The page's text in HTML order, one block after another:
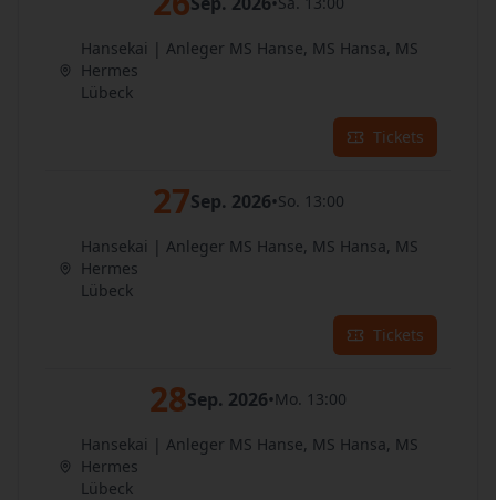
Hansekai | Anleger MS Hanse, MS Hansa, MS
Hermes
Lübeck
Tickets
27Sep. 2026•So. 13:00
Hansekai | Anleger MS Hanse, MS Hansa, MS
Hermes
Lübeck
Tickets
28Sep. 2026•Mo. 13:00
Hansekai | Anleger MS Hanse, MS Hansa, MS
Hermes
Lübeck